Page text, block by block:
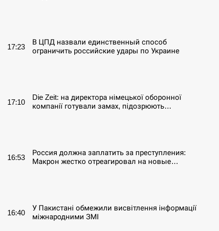
17:23
В ЦПД назвали единственный способ
ограничить российские удары по Украине
17:10
Die Zeit: на директора німецької оборонної
компанії готували замах, підозрюють…
16:53
Россия должна заплатить за преступления:
Макрон жестко отреагировал на новые…
16:40
У Пакистані обмежили висвітлення інформації
міжнародними ЗМІ